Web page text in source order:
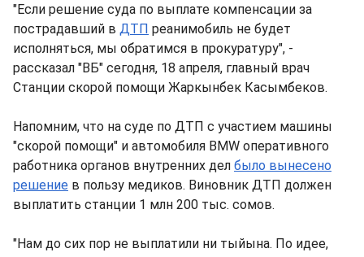
"Если решение суда по выплате компенсации за
пострадавший в ДТП реанимобиль не будет
исполняться, мы обратимся в прокуратуру", -
рассказал "ВБ" сегодня, 18 апреля, главный врач
Станции скорой помощи Жаркынбек Касымбеков.
Напомним, что на суде по ДТП с участием машины
"скорой помощи" и автомобиля BMW оперативного
работника органов внутренних дел было вынесено
решение в пользу медиков. Виновник ДТП должен
выплатить станции 1 млн 200 тыс. сомов.
"Нам до сих пор не выплатили ни тыйына. По идее,